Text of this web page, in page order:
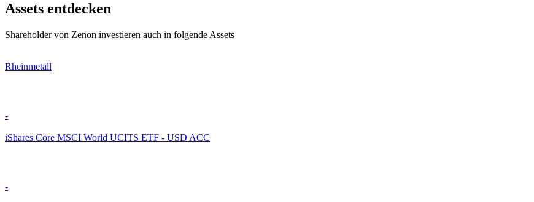
Assets entdecken
Shareholder von Zenon investieren auch in folgende Assets
Rheinmetall
-
iShares Core MSCI World UCITS ETF - USD ACC
-